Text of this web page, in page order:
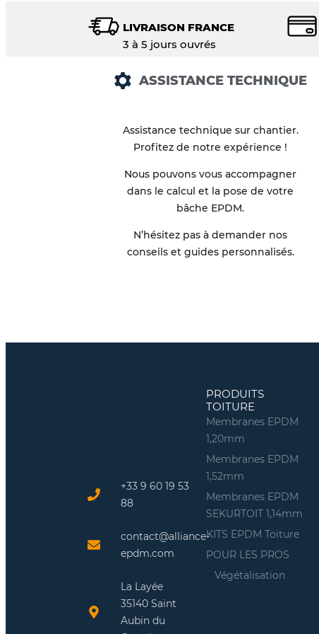
LIVRAISON FRANCE
3 à 5 jours ouvrés
ASSISTANCE TECHNIQUE
Assistance technique sur chantier.
Profitez de notre expérience !
Nous pouvons vous accompagner
dans le calcul et la pose de votre
bâche EPDM.
N’hésitez pas à demander nos
conseils et guides personnalisés.
+33 9 60 19 53
88
contact@alliance-
epdm.com
La Layée
35140 Saint
Aubin du
PRODUITS
TOITURE
Membranes EPDM
1,20mm
Membranes EPDM
1,52mm
Membranes EPDM
SEKURTOIT 1,14mm
KITS EPDM Toiture
POUR LES PROS
Végétalisation